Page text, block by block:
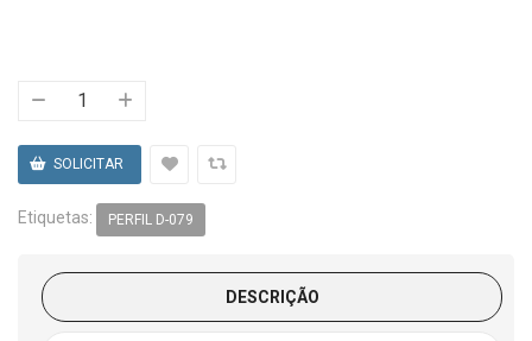
Etiquetas: PERFIL D-079
DESCRIÇÃO